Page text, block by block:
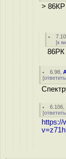
> 86КР
[к
86РК
6.98 ,
[ответить
6.106
[ответить
https://